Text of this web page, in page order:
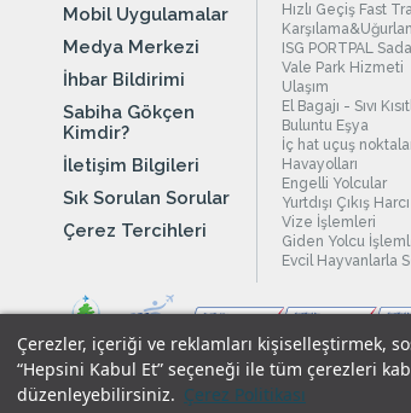
Çerezler, içeriği ve reklamları kişiselleştirmek,
“Hepsini Kabul Et” seçeneği ile tüm çerezleri
düzenleyebilirsiniz. Çerez Politikası
Mobil Uygulamalar
Medya Merkezi
İhbar Bildirimi
Sabiha Gökçen
Kimdir?
İletişim Bilgileri
Sık Sorulan Sorular
Çerez Tercihleri
Hızlı Geçiş Fast
ISG PORTPAL
Vale Park Hizmeti
Ulaşım
El Bagajı - Sıvı
Buluntu Eşya
İç hat uçuş
Havayolları
Engelli Yolcular
Yurtdışı Çıkış Harcı
Vize İşlemleri
Giden Yolcu
Evcil Hayvanlarla
Yasal Uyarılar Çerez Politikamız